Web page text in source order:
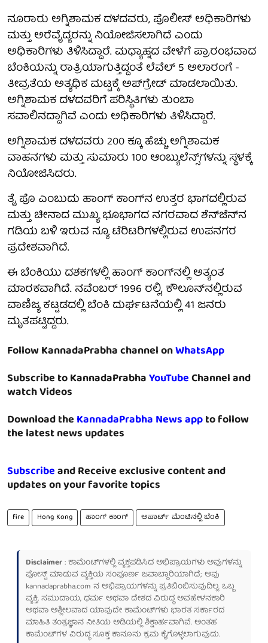
ನೂರಾರು ಅಗ್ನಿಶಾಮಕ ದಳದವರು, ಪೊಲೀಸ್ ಅಧಿಕಾರಿಗಳು
ಮತ್ತು ಅರೆವೈದ್ಯರನ್ನು ನಿಯೋಜಿಸಲಾಗಿದೆ ಎಂದು
ಅಧಿಕಾರಿಗಳು ತಿಳಿಸಿದ್ದಾರೆ. ಮಧ್ಯಾಹ್ನದ ವೇಳೆಗೆ ಪ್ರಾರಂಭವಾದ
ಬೆಂಕಿಯನ್ನು ರಾತ್ರಿಯಾಗುತ್ತಿದ್ದಂತೆ ಲೆವೆಲ್ 5 ಅಲಾರಂಗೆ -
ತೀವ್ರತೆಯ ಅತ್ಯಧಿಕ ಮಟ್ಟಕ್ಕೆ ಅಪ್‌ಗ್ರೇಡ್ ಮಾಡಲಾಯಿತು.
ಅಗ್ನಿಶಾಮಕ ದಳದವರಿಗೆ ಪರಿಸ್ಥಿತಿಗಳು ತುಂಬಾ
ಸವಾಲಿನದ್ದಾಗಿವೆ ಎಂದು ಅಧಿಕಾರಿಗಳು ತಿಳಿಸಿದ್ದಾರೆ.
ಅಗ್ನಿಶಾಮಕ ದಳದವರು 200 ಕ್ಕೂ ಹೆಚ್ಚು ಅಗ್ನಿಶಾಮಕ
ವಾಹನಗಳು ಮತ್ತು ಸುಮಾರು 100 ಆಂಬ್ಯುಲೆನ್ಸ್‌ಗಳನ್ನು ಸ್ಥಳಕ್ಕೆ
ನಿಯೋಜಿಸಿದರು.
ತೈ ಪೊ ಎಂಬುದು ಹಾಂಗ್ ಕಾಂಗ್‌ನ ಉತ್ತರ ಭಾಗದಲ್ಲಿರುವ
ಮತ್ತು ಚೀನಾದ ಮುಖ್ಯ ಭೂಭಾಗದ ನಗರವಾದ ಶೆನ್‌ಜೆನ್‌ನ
ಗಡಿಯ ಬಳಿ ಇರುವ ನ್ಯೂ ಟೆರಿಟರಿಗಳಲ್ಲಿರುವ ಉಪನಗರ
ಪ್ರದೇಶವಾಗಿದೆ.
ಈ ಬೆಂಕಿಯು ದಶಕಗಳಲ್ಲಿ ಹಾಂಗ್ ಕಾಂಗ್‌ನಲ್ಲಿ ಅತ್ಯಂತ
ಮಾರಕವಾಗಿದೆ. ನವೆಂಬರ್ 1996 ರಲ್ಲಿ, ಕೌಲೂನ್‌ನಲ್ಲಿರುವ
ವಾಣಿಜ್ಯ ಕಟ್ಟಡದಲ್ಲಿ ಬೆಂಕಿ ದುರ್ಘಟನೆಯಲ್ಲಿ 41 ಜನರು
ಮೃತಪಟ್ಟಿದ್ದರು.
Follow KannadaPrabha channel onWhatsApp
Subscribe to KannadaPrabhaYouTubeChannel and
watch Videos
Download theKannadaPrabha News appto follow
the latest news updates
Subscribeand Receive exclusive content and
updates on your favorite topics
fire Hong Kong ಹಾಂಗ್ ಕಾಂಗ್ ಅಪಾರ್ಟ್ ಮೆಂಟಿನಲ್ಲಿ ಬೆಂಕಿ
Disclaimer: ಕಾಮೆಂಟ್‌ಗಳಲ್ಲಿ ವ್ಯಕ್ತಪಡಿಸಿದ ಅಭಿಪ್ರಾಯಗಳು ಅವುಗಳನ್ನು
ಪೋಸ್ಟ್ ಮಾಡುವ ವ್ಯಕ್ತಿಯ ಸಂಪೂರ್ಣ ಜವಾಬ್ದಾರಿಯಾಗಿದೆ; ಅವು
kannadaprabha.com ನ ಅಭಿಪ್ರಾಯಗಳನ್ನು ಪ್ರತಿಬಿಂಬಿಸುವುದಿಲ್ಲ. ಒಬ್ಬ
ವ್ಯಕ್ತಿ, ಸಮುದಾಯ, ಧರ್ಮ ಅಥವಾ ದೇಶದ ವಿರುದ್ಧ ಅವಹೇಳನಕಾರಿ
ಅಥವಾ ಅಶ್ಲೀಲವಾದ ಯಾವುದೇ ಕಾಮೆಂಟ್‌ಗಳು ಭಾರತ ಸರ್ಕಾರದ
ಮಾಹಿತಿ ತಂತ್ರಜ್ಞಾನ ನೀತಿಯ ಅಡಿಯಲ್ಲಿ ಶಿಕ್ಷಾರ್ಹವಾಗಿವೆ. ಅಂತಹ
ಕಾಮೆಂಟ್‌ಗಳ ವಿರುದ್ಧ ಸೂಕ್ತ ಕಾನೂನು ಕ್ರಮ ಕೈಗೊಳ್ಳಲಾಗುವುದು.